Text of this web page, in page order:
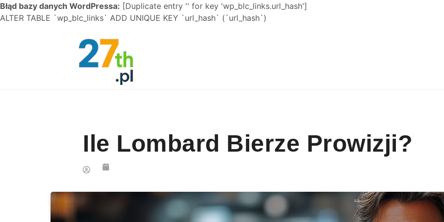
Błąd bazy danych WordPressa: [Duplicate entry '' for key 'wp_blc_links.url_hash']
ALTER TABLE `wp_blc_links` ADD UNIQUE KEY `url_hash` (`url_hash`)
Ile Lombard Bierze Prowizji?